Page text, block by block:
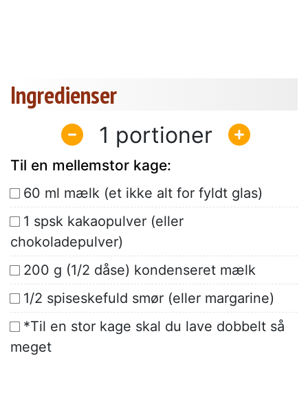
Ingredienser
1
Til en mellemstor kage:
60 ml mælk (et ikke alt for fyldt glas)
1 spsk kakaopulver (eller
chokoladepulver)
200 g (1/2 dåse) kondenseret mælk
1/2 spiseskefuld smør (eller margarine)
*Til en stor kage skal du lave dobbelt så
meget